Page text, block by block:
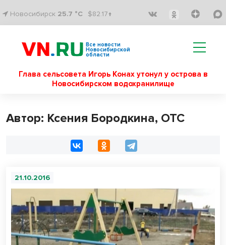
Новосибирск 25.7 °C $82.17↑
Все новости
Новосибирской
области
Глава сельсовета Игорь Конах утонул у острова в
Новосибирском водохранилище
Автор: Ксения Бородкина, ОТС
21.10.2016